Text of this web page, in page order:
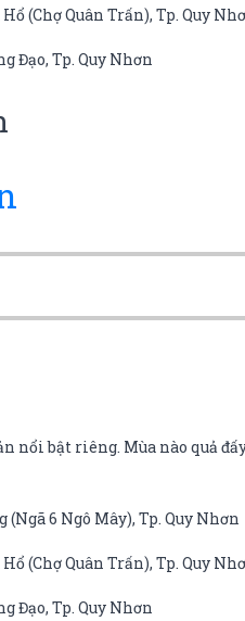
(Chợ Quân Trấn), Tp. Quy
Đạo, Tp. Quy Nhơn
nổi bật riêng. Mùa nào quả
6 Ngô Mây), Tp. Quy Nhơn
(Chợ Quân Trấn), Tp. Quy
Đạo, Tp. Quy Nhơn